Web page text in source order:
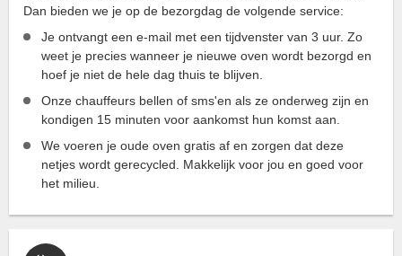
Dan bieden we je op de bezorgdag de volgende service:
Je ontvangt een e-mail met een tijdvenster van 3 uur. Zo
weet je precies wanneer je nieuwe oven wordt bezorgd en
hoef je niet de hele dag thuis te blijven.
Onze chauffeurs bellen of sms'en als ze onderweg zijn en
kondigen 15 minuten voor aankomst hun komst aan.
We voeren je oude oven gratis af en zorgen dat deze
netjes wordt gerecycled. Makkelijk voor jou en goed voor
het milieu.